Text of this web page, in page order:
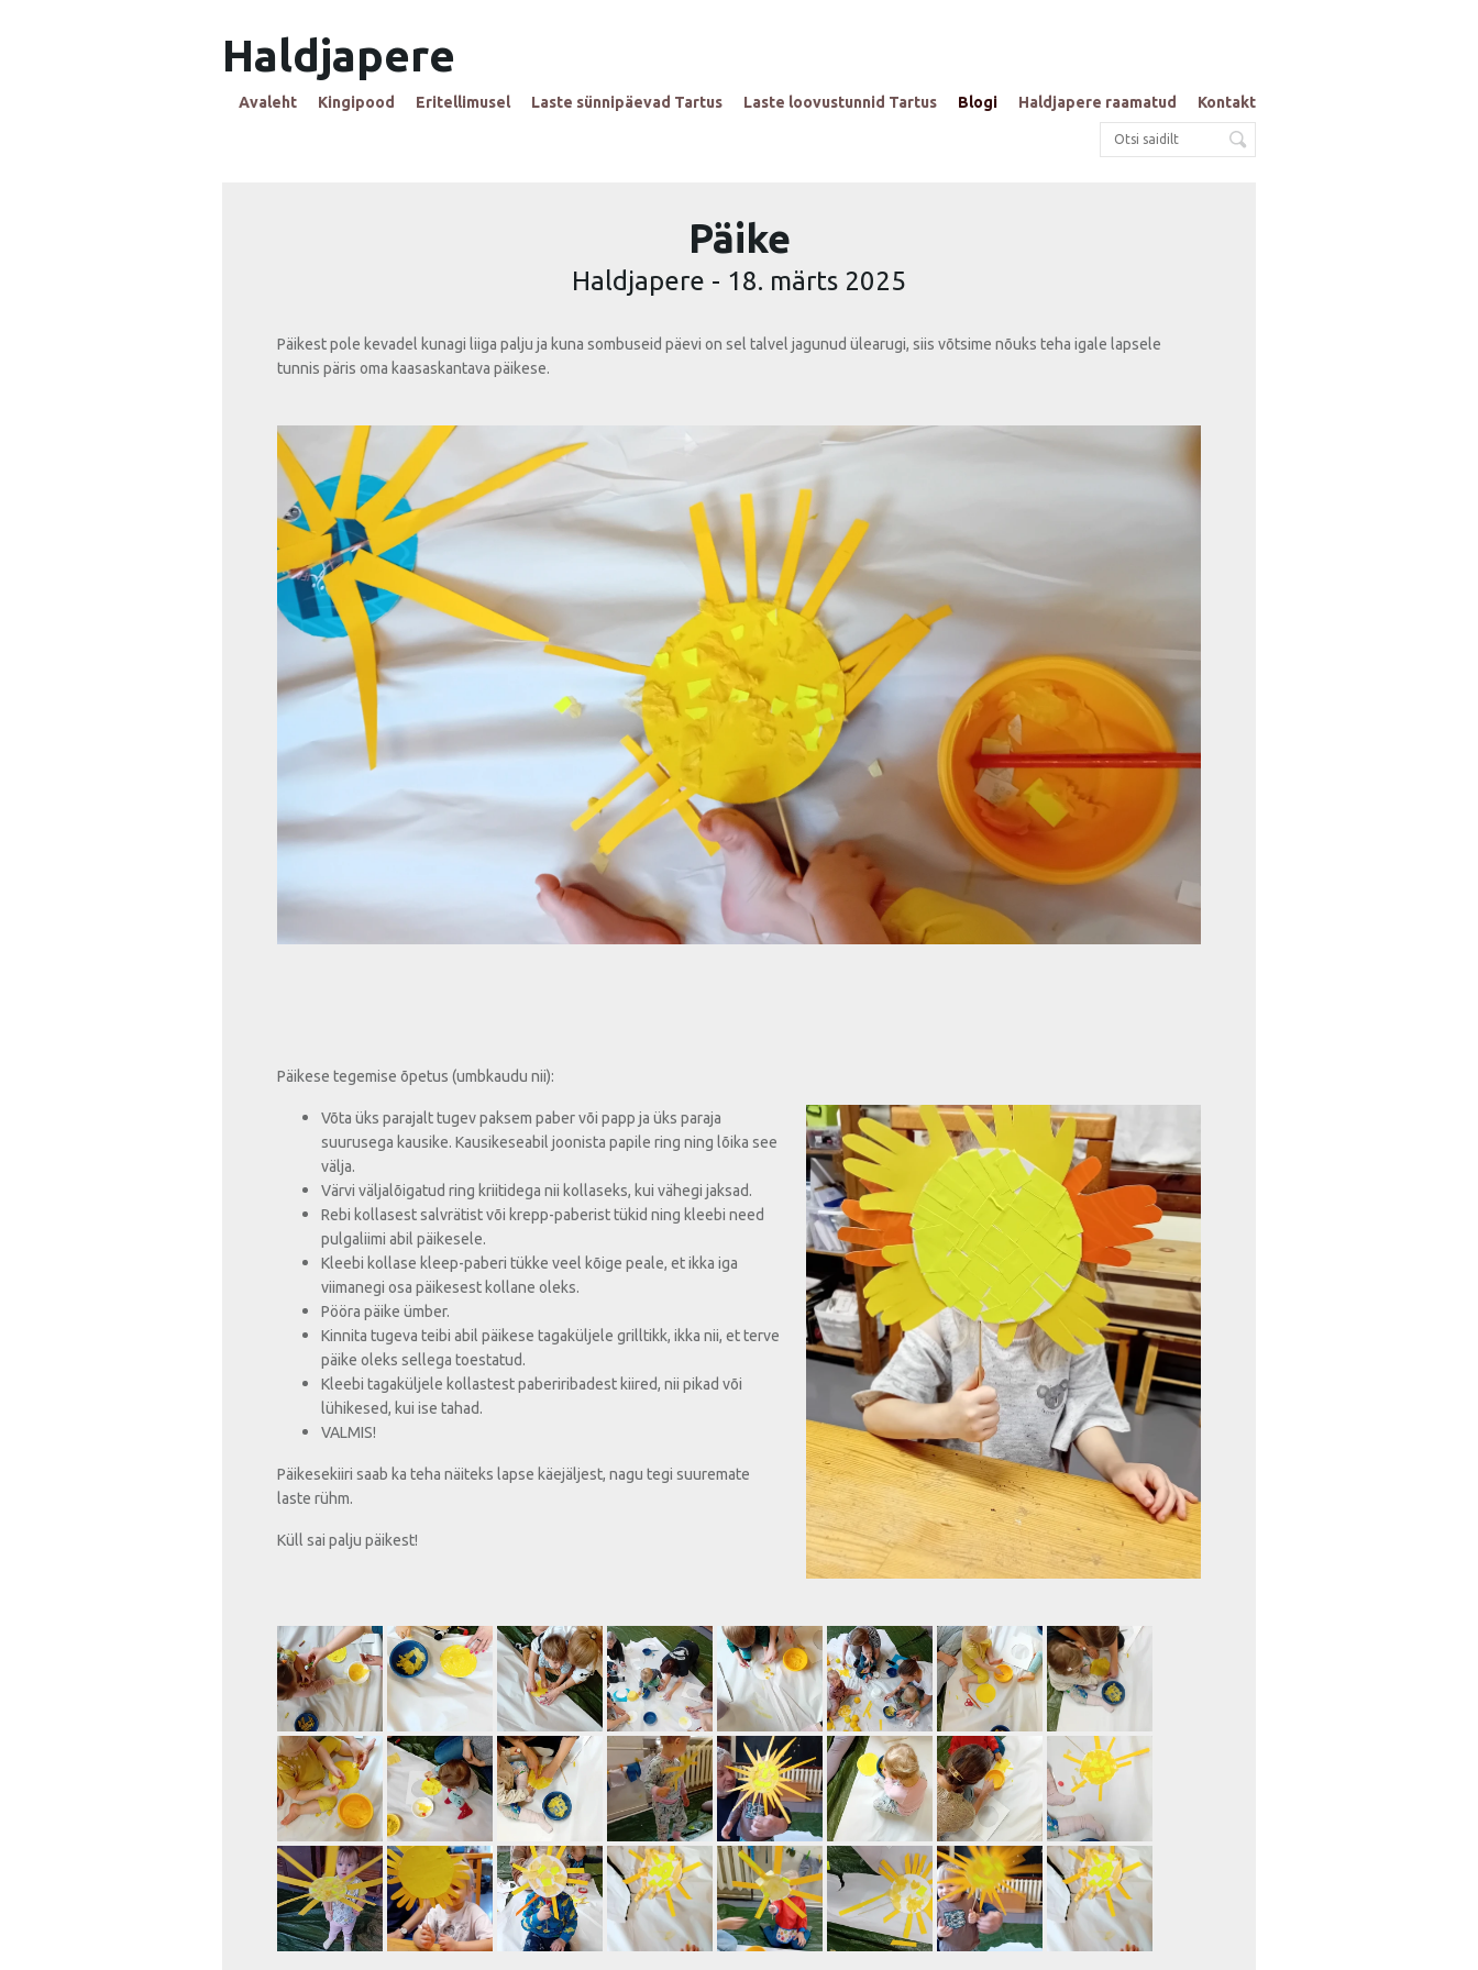
Haldjapere
Avaleht Kingipood Eritellimusel Laste sünnipäevad Tartus Laste loovustunnid Tartus Blogi Haldjapere raamatud Kontakt
Päike
Haldjapere - 18. märts 2025
Päikest pole kevadel kunagi liiga palju ja kuna sombuseid päevi on sel talvel jagunud ülearugi, siis võtsime nõuks teha igale lapsele
tunnis päris oma kaasaskantava päikese.
Päikese tegemise õpetus (umbkaudu nii):
Võta üks parajalt tugev paksem paber või papp ja üks paraja
suurusega kausike. Kausikeseabil joonista papile ring ning lõika see
välja.
Värvi väljalõigatud ring kriitidega nii kollaseks, kui vähegi jaksad.
Rebi kollasest salvrätist või krepp-paberist tükid ning kleebi need
pulgaliimi abil päikesele.
Kleebi kollase kleep-paberi tükke veel kõige peale, et ikka iga
viimanegi osa päikesest kollane oleks.
Pööra päike ümber.
Kinnita tugeva teibi abil päikese tagaküljele grilltikk, ikka nii, et terve
päike oleks sellega toestatud.
Kleebi tagaküljele kollastest paberiribadest kiired, nii pikad või
lühikesed, kui ise tahad.
VALMIS!
Päikesekiiri saab ka teha näiteks lapse käejäljest, nagu tegi suuremate
laste rühm.
Küll sai palju päikest!